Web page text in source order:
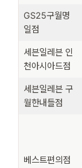
GS25구월명
일점
세븐일레븐 인
천아시아드점
세븐일레븐 구
월한내들점
베스트편의점